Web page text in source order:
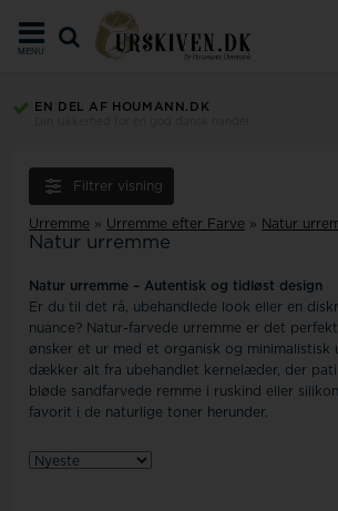
MENU
EN DEL AF HOUMANN.DK
Filtrer visning
Urremme » Urremme efter Farve » Natur
Natur urremme
Natur urremme – Autentisk og tidløst design
Er du til det rå, ubehandlede look eller en
nuance? Natur-farvede urremme er det
ønsker et ur med et organisk og minimalistisk
dækker alt fra ubehandlet kernelæder, der
bløde sandfarvede remme i ruskind eller
favorit i de naturlige toner herunder.